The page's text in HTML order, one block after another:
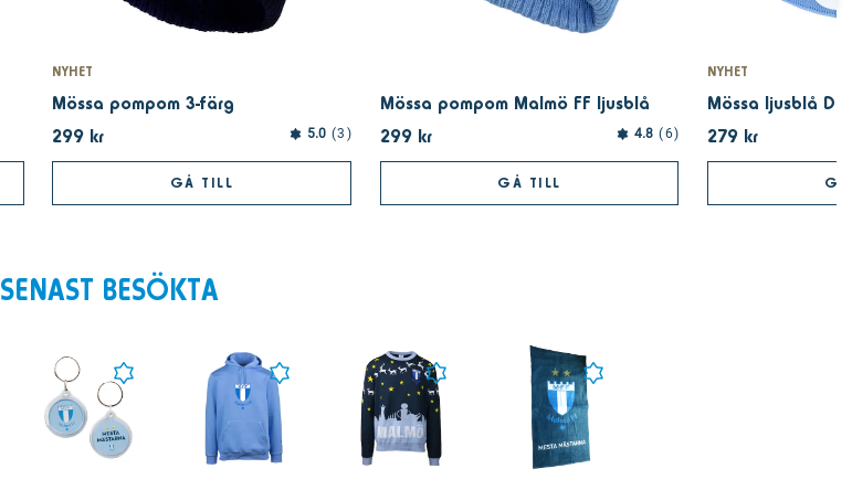
NYHET
Mössa pompom 3-färg
299 kr
5.0 3
GÅ TILL
Mössa pompom Malmö FF ljusblå
299 kr
4.8 6
GÅ TILL
NYHET
Mössa ljusblå Di
279 kr
SENAST BESÖKTA